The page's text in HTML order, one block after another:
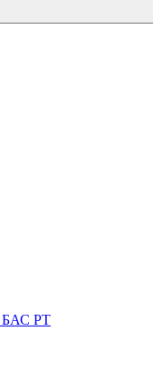
БАС РТ